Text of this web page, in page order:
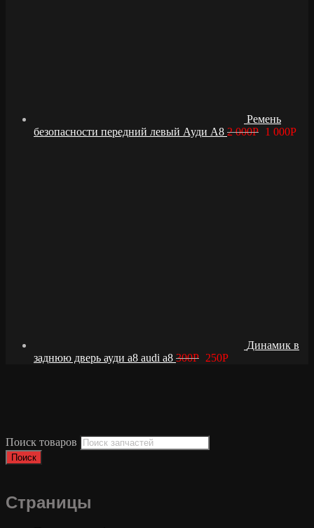
Ремень
безопасности передний левый Ауди А8 2 000Р 1 000Р
Динамик в
заднюю дверь ауди а8 audi a8 300Р 250Р
Поиск товаров
Поиск
Страницы